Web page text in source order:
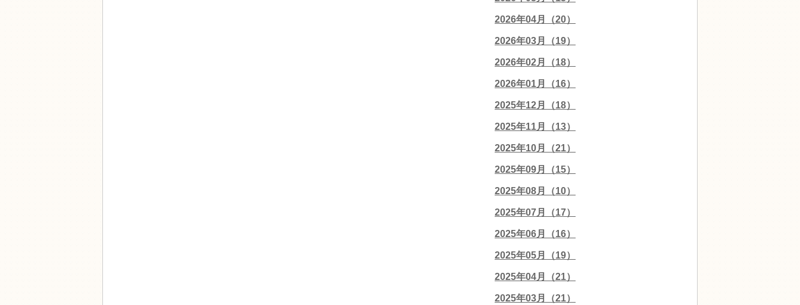
2026年04月（20）
2026年03月（19）
2026年02月（18）
2026年01月（16）
2025年12月（18）
2025年11月（13）
2025年10月（21）
2025年09月（15）
2025年08月（10）
2025年07月（17）
2025年06月（16）
2025年05月（19）
2025年04月（21）
2025年03月（21）